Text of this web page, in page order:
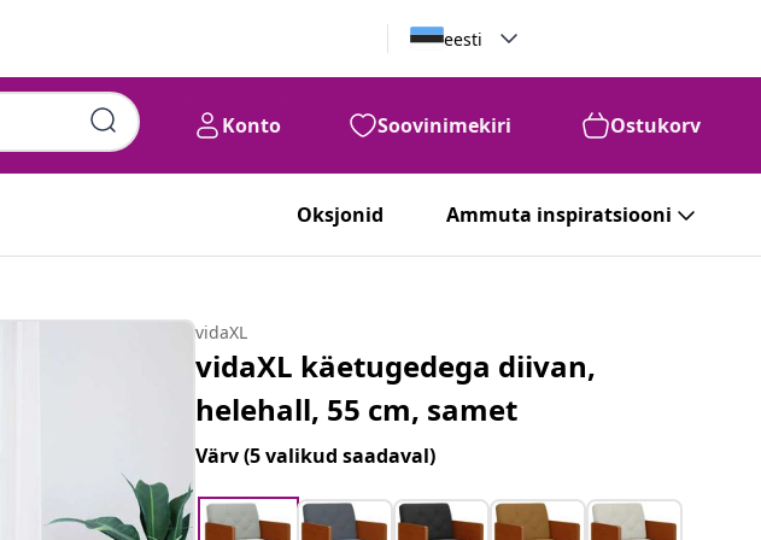
eesti
Konto Soovinimekiri Ostukorv
Oksjonid Ammuta inspiratsiooni
vidaXL
vidaXL käetugedega diivan,
helehall, 55 cm, samet
Värv(5 valikud saadaval)